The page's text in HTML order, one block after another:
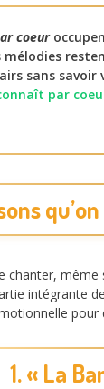
coeur
sans savoir
par
chanter,
intégrante
pour
1. « La